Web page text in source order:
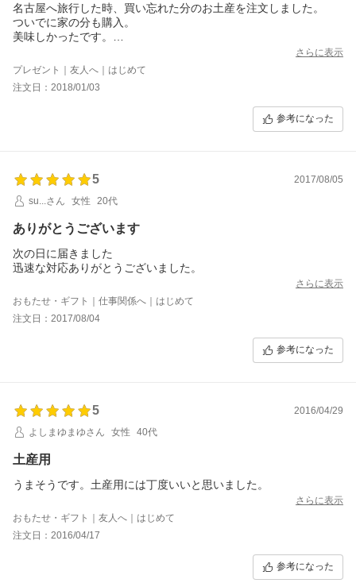
名古屋へ旅行した時、買い忘れた分のお土産を注文しました。
ついでに家の分も購入。
美味しかったです。
優しい甘さで、大き過ぎず、小さ過ぎず、丁度よい大きさでし
た。
さらに表示
プレゼント｜友人へ｜はじめて
注文日：2018/01/03
参考になった
5
2017/08/05
su...さん
女性 20代
ありがとうございます
次の日に届きました
迅速な対応ありがとうございました。
さらに表示
おもたせ・ギフト｜仕事関係へ｜はじめて
注文日：2017/08/04
参考になった
5
2016/04/29
よしまゆまゆさん
女性 40代
土産用
うまそうです。土産用には丁度いいと思いました。
さらに表示
おもたせ・ギフト｜友人へ｜はじめて
注文日：2016/04/17
参考になった